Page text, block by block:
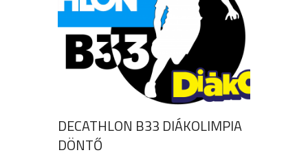
DECATHLON B33 DIÁKOLIMPIA
DÖNTŐ